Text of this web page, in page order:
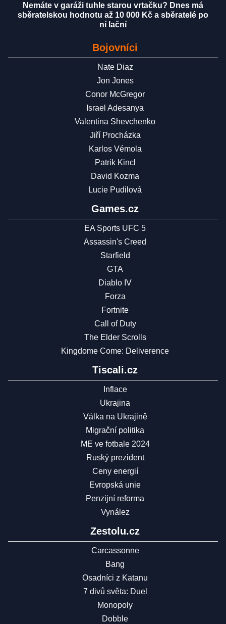
Nemáte v garáži tuhle starou vrtačku? Dnes má
sběratelskou hodnotu až 10 000 Kč a sběratelé po
ní lační
Bojovníci
Nate Diaz
Jon Jones
Conor McGregor
Israel Adesanya
Valentina Shevchenko
Jiří Procházka
Karlos Vémola
Patrik Kincl
David Kozma
Lucie Pudilová
Games.cz
EA Sports UFC 5
Assassin's Creed
Starfield
GTA
Diablo IV
Forza
Fortnite
Call of Duty
The Elder Scrolls
Kingdome Come: Deliverence
Tiscali.cz
Inflace
Ukrajina
Válka na Ukrajině
Migrační politika
ME ve fotbale 2024
Ruský prezident
Ceny energií
Evropská unie
Penzijní reforma
Vynález
Zestolu.cz
Carcassonne
Bang
Osadníci z Katanu
7 divů světa: Duel
Monopoly
Dobble